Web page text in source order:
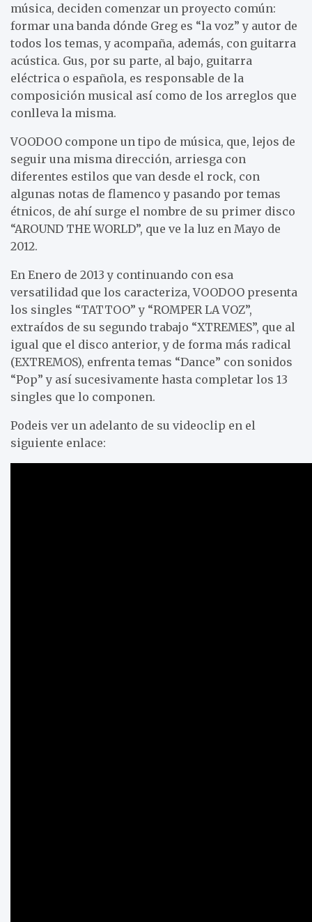
música, deciden comenzar un proyecto común:
formar una banda dónde Greg es “la voz” y autor de
todos los temas, y acompaña, además, con guitarra
acústica. Gus, por su parte, al bajo, guitarra
eléctrica o española, es responsable de la
composición musical así como de los arreglos que
conlleva la misma.
VOODOO compone un tipo de música, que, lejos de
seguir una misma dirección, arriesga con
diferentes estilos que van desde el rock, con
algunas notas de flamenco y pasando por temas
étnicos, de ahí surge el nombre de su primer disco
“AROUND THE WORLD”, que ve la luz en Mayo de
2012.
En Enero de 2013 y continuando con esa
versatilidad que los caracteriza, VOODOO presenta
los singles “TATTOO” y “ROMPER LA VOZ”,
extraídos de su segundo trabajo “XTREMES”, que al
igual que el disco anterior, y de forma más radical
(EXTREMOS), enfrenta temas “Dance” con sonidos
“Pop” y así sucesivamente hasta completar los 13
singles que lo componen.
Podeis ver un adelanto de su videoclip en el
siguiente enlace: